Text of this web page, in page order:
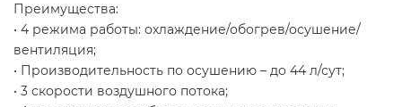
Преимущества:
• 4 режима работы: охлаждение/обогрев/осушение/
вентиляция;
• Производительность по осушению – до 44 л/сут;
• 3 скорости воздушного потока;